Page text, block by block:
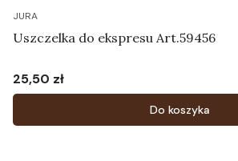
JURA
Uszczelka do ekspresu Art.59456
Cena
25,50 zł
Do koszyka